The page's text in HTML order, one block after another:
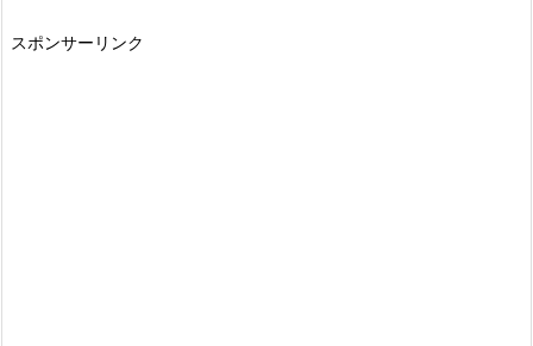
スポンサーリンク